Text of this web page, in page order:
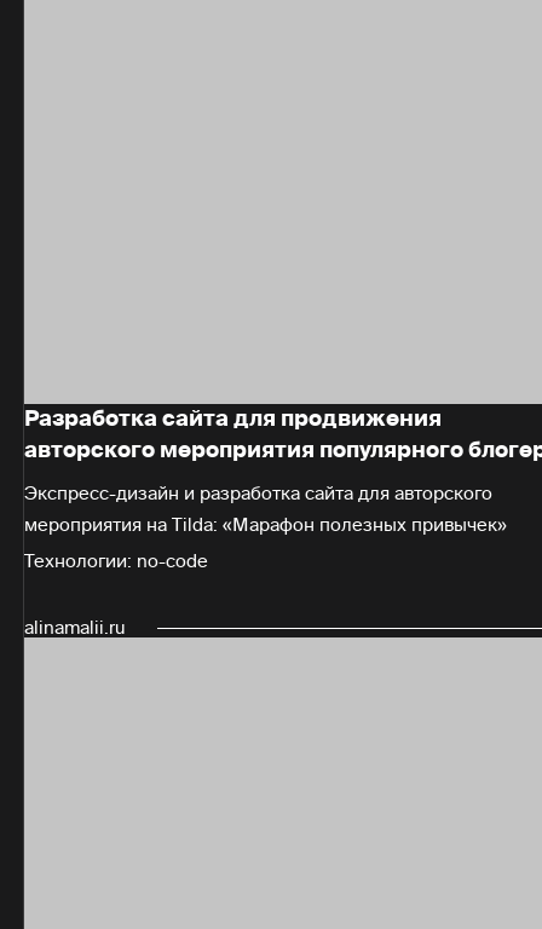
Разработка сайта для продвижения
авторского мероприятия популярного
Экспресс-дизайн и разработка сайта для авторского
мероприятия на Tilda: «Марафон полезных привычек»
Технологии: no-code
alinamalii.ru